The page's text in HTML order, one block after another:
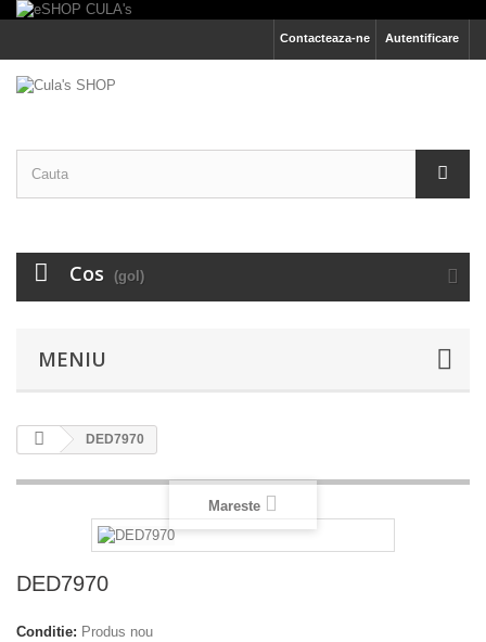
Autentificare
Contacteaza-ne
Cos (gol)
MENIU
DED7970
Mareste
DED7970
Conditie: Produs nou